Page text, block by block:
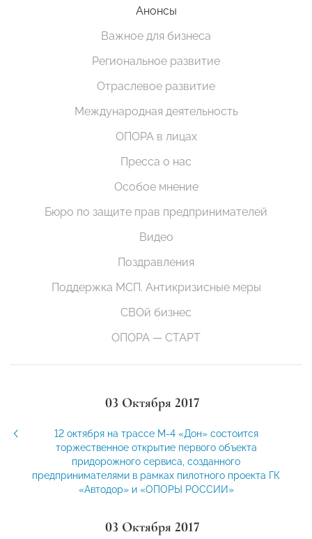
Анонсы
Важное для бизнеса
Региональное развитие
Отраслевое развитие
Международная деятельность
ОПОРА в лицах
Пресса о нас
Особое мнение
Бюро по защите прав предпринимателей
Видео
Поздравления
Поддержка МСП. Антикризисные меры
СВОй бизнес
ОПОРА — СТАРТ
03 Октября 2017
12 октября на трассе М-4 «Дон» состоится
торжественное открытие первого объекта
придорожного сервиса, созданного
предпринимателями в рамках пилотного проекта ГК
«Автодор» и «ОПОРЫ РОССИИ»
03 Октября 2017